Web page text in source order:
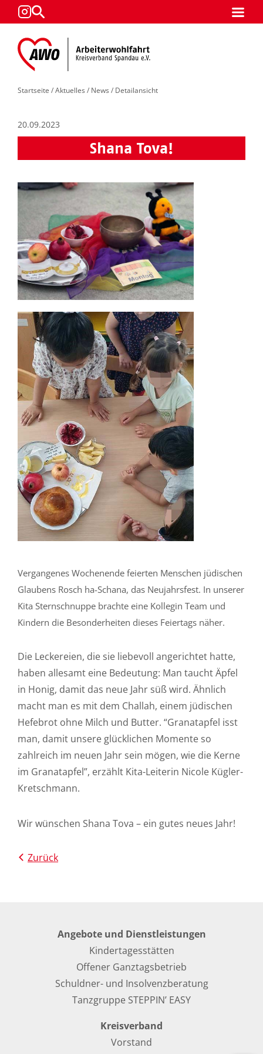
Startseite /Aktuelles / News / Detailansicht
20.09.2023
Shana Tova!
Vergangenes Wochenende feierten Menschen jüdischen
Glaubens Rosch ha-Scha­na, das Neujahrsfest. In unserer
Kita Sternschnuppe brachte eine Kollegin Team und
Kindern die Besonderheiten dieses Feiertags näher.
Die Leckereien, die sie liebevoll angerichtet hatte,
haben allesamt eine Bedeutung: Man taucht Äpfel
in Honig, damit das neue Jahr süß wird. Ähnlich
macht man es mit dem Challah, einem jüdischen
Hefebrot ohne Milch und Butter. “Granatapfel isst
man, damit unsere glücklichen Momente so
zahlreich im neuen Jahr sein mögen, wie die Kerne
im Granatapfel”, erzählt Kita-Leiterin Nicole Kügler-
Kretschmann.
Wir wünschen Shana Tova – ein gutes neues Jahr!
Zurück
Angebote und Dienstleistungen
Kindertagesstätten
Offener Ganztagsbetrieb
Schuldner- und Insolvenzberatung
Tanzgruppe STEPPIN’ EASY
Kreisverband
Vorstand